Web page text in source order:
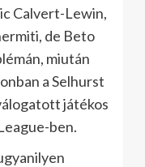
Calvert-Lewin,
de Beto
miután
a Selhurst
játékos
ben.